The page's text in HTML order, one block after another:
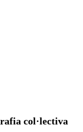
col·lectiva